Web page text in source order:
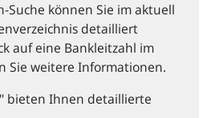
Suche können Sie im aktuell
detailliert
auf eine Bankleitzahl im
Sie weitere Informationen.
bieten Ihnen detaillierte